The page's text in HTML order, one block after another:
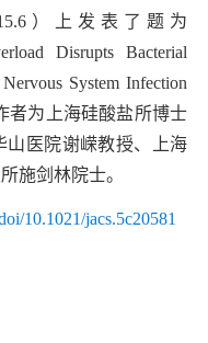
）上发表了题为
Disrupts Bacterial
System Infection
者为上海硅酸盐所博士
山医院谢嵘教授、上海
施剑林院士。
10.1021/jacs.5c20581